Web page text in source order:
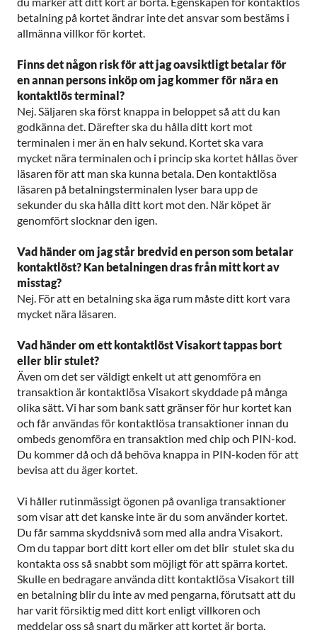
betalning på kortet ändrar inte det ansvar som bestäms i
allmänna villkor för kortet.
Finns det någon risk för att jag oavsiktligt betalar för
en annan persons inköp om jag kommer för nära en
kontaktlös terminal?
Nej. Säljaren ska först knappa in beloppet så att du kan
godkänna det. Därefter ska du hålla ditt kort mot
terminalen i mer än en halv sekund. Kortet ska vara
mycket nära terminalen och i princip ska kortet hållas över
läsaren för att man ska kunna betala. Den kontaktlösa
läsaren på betalningsterminalen lyser bara upp de
sekunder du ska hålla ditt kort mot den. När köpet är
genomfört slocknar den igen.
Vad händer om jag står bredvid en person som betalar
kontaktlöst? Kan betalningen dras från mitt kort av
misstag?
Nej. För att en betalning ska äga rum måste ditt kort vara
mycket nära läsaren.
Vad händer om ett kontaktlöst Visakort tappas bort
eller blir stulet?
Även om det ser väldigt enkelt ut att genomföra en
transaktion är kontaktlösa Visakort skyddade på många
olika sätt. Vi har som bank satt gränser för hur kortet kan
och får användas för kontaktlösa transaktioner innan du
ombeds genomföra en transaktion med chip och PIN-kod.
Du kommer då och då behöva knappa in PIN-koden för att
bevisa att du äger kortet.
Vi håller rutinmässigt ögonen på ovanliga transaktioner
som visar att det kanske inte är du som använder kortet.
Du får samma skyddsnivå som med alla andra Visakort.
Om du tappar bort ditt kort eller om det blir stulet ska du
kontakta oss så snabbt som möjligt för att spärra kortet.
Skulle en bedragare använda ditt kontaktlösa Visakort till
en betalning blir du inte av med pengarna, förutsatt att du
har varit försiktig med ditt kort enligt villkoren och
meddelar oss så snart du märker att kortet är borta.